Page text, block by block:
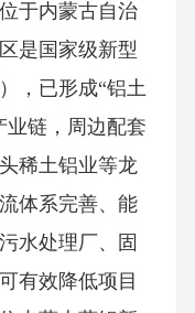
于内蒙古自治
是国家级新型
，已形成“铝土
业链，周边配套
稀土铝业等龙
体系完善、能
水处理厂、固
有效降低项目